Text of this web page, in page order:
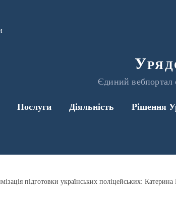
Єдиний вебпортал
Послуги Діяльність Рішення
підготовки українських поліцейських: